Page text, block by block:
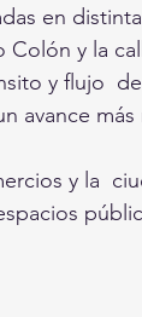
en
Colón y la
y flujo
avance más
y la